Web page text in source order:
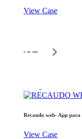
View Case
Recaudo web- App para
View Case